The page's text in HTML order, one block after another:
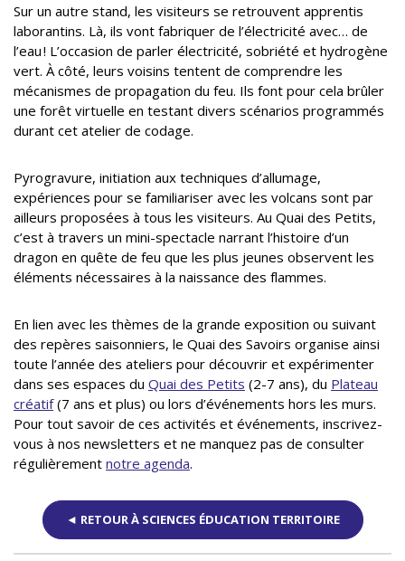
Sur un autre stand, les visiteurs se retrouvent apprentis
laborantins. Là, ils vont fabriquer de l’électricité avec… de
l’eau ! L’occasion de parler électricité, sobriété et hydrogène
vert. À côté, leurs voisins tentent de comprendre les
mécanismes de propagation du feu. Ils font pour cela brûler
une forêt virtuelle en testant divers scénarios programmés
durant cet atelier de codage.
Pyrogravure, initiation aux techniques d’allumage,
expériences pour se familiariser avec les volcans sont par
ailleurs proposées à tous les visiteurs. Au Quai des Petits,
c’est à travers un mini-spectacle narrant l’histoire d’un
dragon en quête de feu que les plus jeunes observent les
éléments nécessaires à la naissance des flammes.
En lien avec les thèmes de la grande exposition ou suivant
des repères saisonniers, le Quai des Savoirs organise ainsi
toute l’année des ateliers pour découvrir et expérimenter
dans ses espaces du Quai des Petits (2-7 ans), du Plateau
créatif(7 ans et plus) ou lors d’événements hors les murs.
Pour tout savoir de ces activités et événements, inscrivez-
vous à nos newsletters et ne manquez pas de consulter
régulièrement notre agenda.
◄ RETOUR À SCIENCES ÉDUCATION TERRITOIRE